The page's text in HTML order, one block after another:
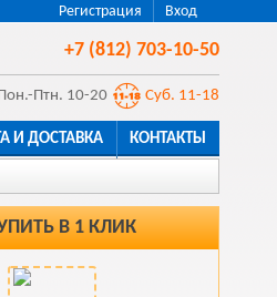
Регистрация Вход
+7 (812) 703-10-50
Птн. 10-20 Суб. 11-18
И ДОСТАВКА КОНТАКТЫ
В 1 КЛИК